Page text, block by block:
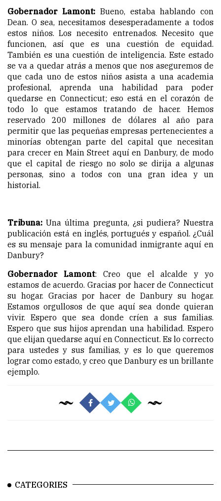
Gobernador Lamont: Bueno, estaba hablando con
Dean. O sea, necesitamos desesperadamente a todos
estos niños. Los necesito entrenados. Necesito que
funcionen, así que es una cuestión de equidad.
También es una cuestión de inteligencia. Este estado
se va a quedar atrás a menos que nos aseguremos de
que cada uno de estos niños asista a una academia
profesional, aprenda una habilidad para poder
quedarse en Connecticut; eso está en el corazón de
todo lo que estamos tratando de hacer. Hemos
reservado 200 millones de dólares al año para
permitir que las pequeñas empresas pertenecientes a
minorías obtengan parte del capital que necesitan
para crecer en Main Street aquí en Danbury, de modo
que el capital de riesgo no solo se dirija a algunas
personas, sino a todos con una gran idea y un
historial.
Tribuna: Una última pregunta, ¿si pudiera? Nuestra
publicación está en inglés, portugués y español. ¿Cuál
es su mensaje para la comunidad inmigrante aquí en
Danbury?
Gobernador Lamont: Creo que el alcalde y yo
estamos de acuerdo. Gracias por hacer de Connecticut
su hogar. Gracias por hacer de Danbury su hogar.
Estamos orgullosos de que aquí sea donde quieran
vivir. Espero que sea donde críen a sus familias.
Espero que sus hijos aprendan una habilidad. Espero
que elijan quedarse aquí en Connecticut. Es lo correcto
para ustedes y sus familias, y es lo que queremos
lograr como estado, y creo que Danbury es un brillante
ejemplo.
CATEGORIES